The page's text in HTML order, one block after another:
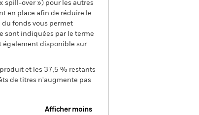
spill-over ») pour les autres
en place afin de réduire le
du fonds vous permet
sont indiquées par le terme
également disponible sur
et les 37,5 % restants
de titres n'augmente pas
Afficher moins